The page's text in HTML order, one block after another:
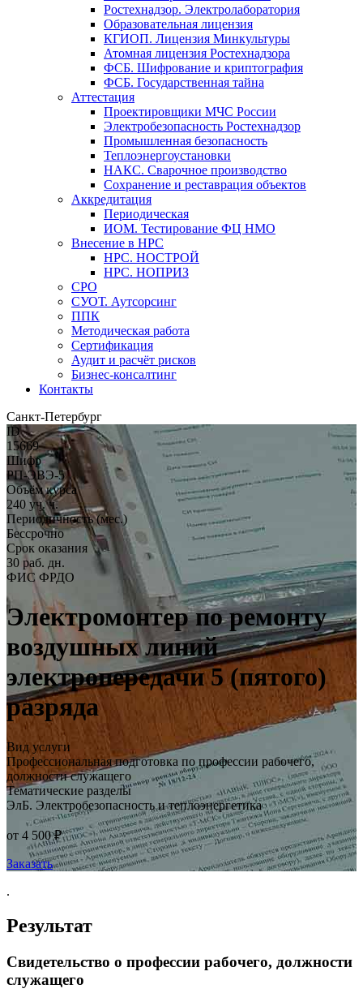
Ростехнадзор. Электролаборатория
Образовательная лицензия
КГИОП. Лицензия Минкультуры
Атомная лицензия Ростехнадзора
ФСБ. Шифрование и криптография
ФСБ. Государственная тайна
Аттестация
Проектировщики МЧС России
Электробезопасность Ростехнадзор
Промышленная безопасность
Теплоэнергоустановки
НАКС. Сварочное производство
Сохранение и реставрация объектов
Аккредитация
Периодическая
ИОМ. Тестирование ФЦ НМО
Внесение в НРС
НРС. НОСТРОЙ
НРС. НОПРИЗ
СРО
СУОТ. Аутсорсинг
ППК
Методическая работа
Сертификация
Аудит и расчёт рисков
Бизнес-консалтинг
Контакты
Санкт-Петербург
ID
15669
Шифр
РП-ЭВЭ-5
Объём курса
240 уч. ч.
Периодичность (мес.)
Бессрочно
Срок оказания
30 раб. дн.
ФИС ФРДО
Электромонтер по ремонту
воздушных линий
электропередачи 5 (пятого)
разряда
Вид услуги
Профессиональная подготовка по профессии рабочего,
должности служащего
Тематические разделы
ЭлБ. Электробезопасность и теплоэнергетика
от 4 500 ₽
Заказать
.
Результат
Свидетельство о профессии рабочего, должности
служащего